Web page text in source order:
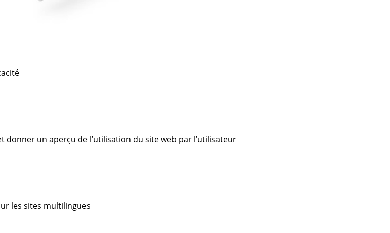
donner un aperçu de l’utilisation du site web par l’utilisateur
les sites multilingues